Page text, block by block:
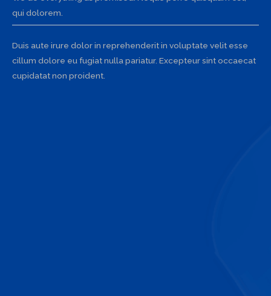
qui dolorem.
Duis aute irure dolor in reprehenderit in voluptate velit esse
cillum dolore eu fugiat nulla pariatur. Excepteur sint occaecat
cupidatat non proident.